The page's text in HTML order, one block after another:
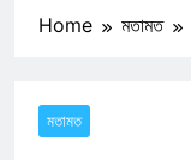
Home মতামত
মতামত